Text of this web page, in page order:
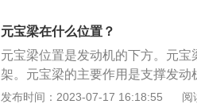
加车辆底盘的刚性。元宝梁的材质
断元宝梁是否变形，一般需要使
差速器，它们组成一个车桥总成，
液压垫）连接。此外只有承重车身
车没有副车架。
元宝梁在什么位置？
元宝梁位置是发动机的下方。元
架。元宝梁的主要作用是支撑发
连。它是发动机舱中非常重要的部
发布时间：2023-07-17 16:18:55 阅